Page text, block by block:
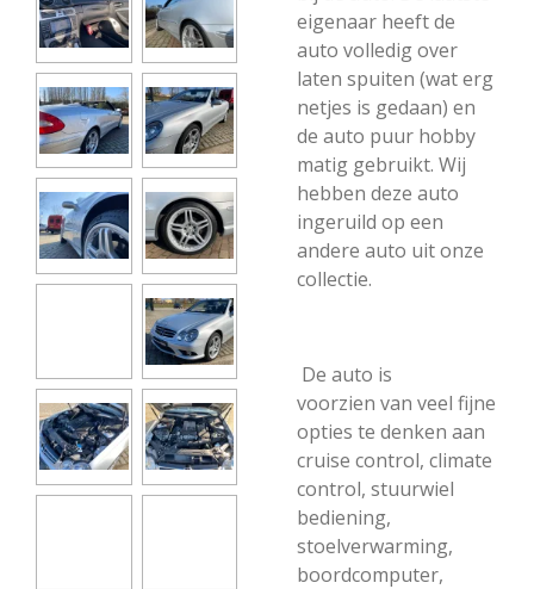
eigenaar heeft de
auto volledig over
laten spuiten (wat erg
netjes is gedaan) en
de auto puur hobby
matig gebruikt. Wij
hebben deze auto
ingeruild op een
andere auto uit onze
collectie.
De auto is
voorzien van veel fijne
opties te denken aan
cruise control, climate
control, stuurwiel
bediening,
stoelverwarming,
boordcomputer,